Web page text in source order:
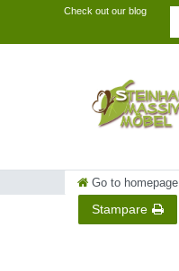
Check out our blog
Go to homepage
Stampare